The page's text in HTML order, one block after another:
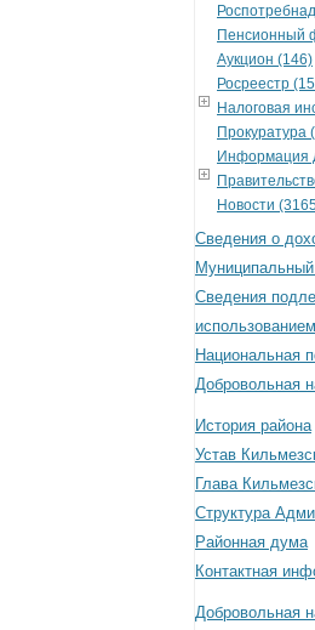
Пенсионный
Аукцион (146)
Росреестр
Налоговая
Прокуратура
Информация
Новости
Сведения о
Муниципальный
Сведения
Национальная
Добровольная
История района
Устав
Глава
Структура
Районная дума
Контактная
Добровольная